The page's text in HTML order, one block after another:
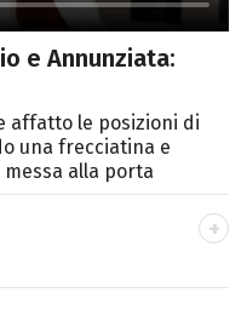
e Annunziata:
affatto le posizioni di
una frecciatina e
alla porta
studiando all'IED